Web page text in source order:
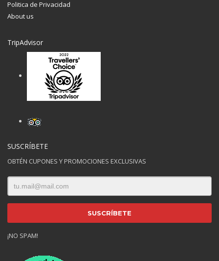
Politica de Privacidad
About us
TripAdvisor
SUSCRÍBETE
OBTÉN CUPONES Y PROMOCIONES EXCLUSIVAS
¡NO SPAM!